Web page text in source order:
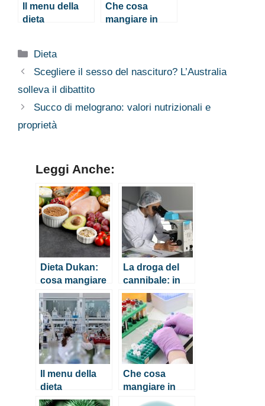
Il menu della
dieta
Che cosa
mangiare in
Categorie
Dieta
Scegliere il sesso del nascituro? L’Australia
solleva il dibattito
Succo di melograno: valori nutrizionali e
proprietà
Leggi Anche:
Dieta Dukan:
cosa mangiare
nella fase di
attacco?
La droga del
cannibale: in
cosa consiste e
cosa
comporta?
Il menu della
dieta
oloproteica
Che cosa
mangiare in
una dieta priva